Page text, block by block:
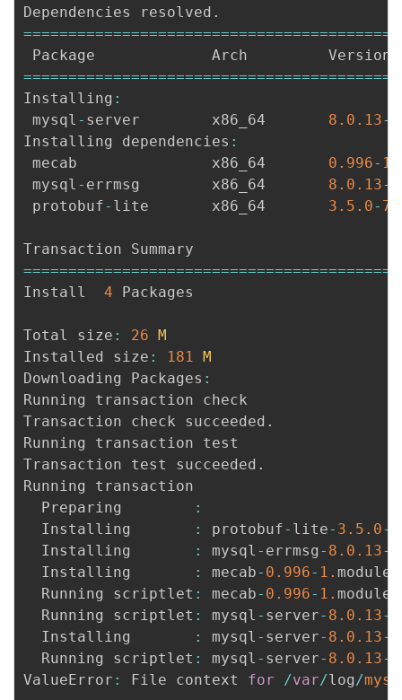
Dependencies resolved .
==========================================
==========================================
Installing :
mysql - server        x86_64 8.0 .13-
Installing dependencies :
mecab               x86_64 0.996- 1.
mysql - errmsg        x86_64 8.0 .13-
protobuf- lite       x86_64 3.5 .0- 7.
==========================================
Install 4 Packages
Total size : 26 M
Installed size : 181
M
Downloading Packages :
Running transaction check
Transaction check succeeded .
Running transaction test
Transaction test succeeded .
Running transaction
  Preparing
:
  Installing
: protobuf- lite- 3.5 .0-
  Installing
: mysql - errmsg - 8.0 .13-
  Installing
: mecab- 0.996- 1. module
  Running scriptlet
: mecab- 0.996- 1. module
  Running scriptlet
: mysql - server- 8.0 .13-
  Installing
: mysql - server- 8.0 .13-
  Running scriptlet
: mysql - server- 8.0 .13-
ValueError : File context for /var/log /